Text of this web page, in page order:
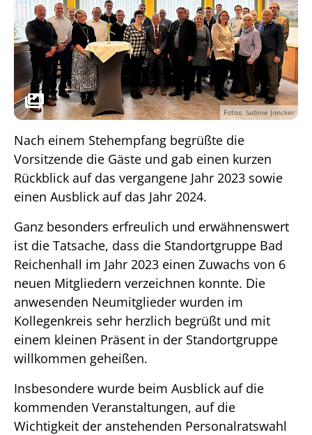
Fotos: Sabine Joncker
Nach einem Stehempfang begrüßte die
Vorsitzende die Gäste und gab einen kurzen
Rückblick auf das vergangene Jahr 2023 sowie
einen Ausblick auf das Jahr 2024.
Ganz besonders erfreulich und erwähnenswert
ist die Tatsache, dass die Standortgruppe Bad
Reichenhall im Jahr 2023 einen Zuwachs von 6
neuen Mitgliedern verzeichnen konnte. Die
anwesenden Neumitglieder wurden im
Kollegenkreis sehr herzlich begrüßt und mit
einem kleinen Präsent in der Standortgruppe
willkommen geheißen.
Insbesondere wurde beim Ausblick auf die
kommenden Veranstaltungen, auf die
Wichtigkeit der anstehenden Personalratswahl